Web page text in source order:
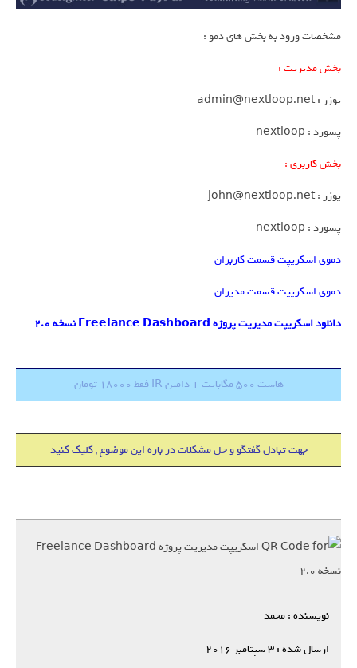
مشخصات ورود به بخش های دمو :
بخش مدیریت :
یوزر : admin@nextloop.net
پسورد : nextloop
بخش کاربری :
یوزر : john@nextloop.net
پسورد : nextloop
دموی اسکریپت قسمت کاربران
دموی اسکریپت قسمت مدیران
دانلود اسکریپت مدیریت پروژه Freelance Dashboard نسخه 2.0
هاست 500 مگابایت + دامین IR فقط 18000 تومان
جهت تبادل گفتگو و حل مشکلات در باره این موضوع , کلیک کنید
نویسنده : محمد
ارسال شده : 3 سپتامبر 2016